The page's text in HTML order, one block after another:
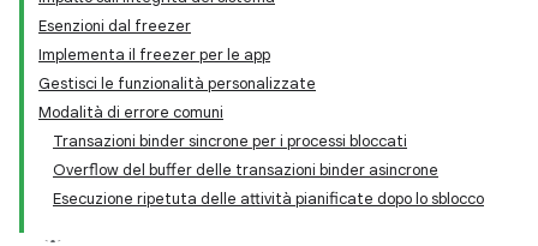
Esenzioni dal freezer
Implementa il freezer per le app
Gestisci le funzionalità personalizzate
Modalità di errore comuni
Transazioni binder sincrone per i processi bloccati
Overflow del buffer delle transazioni binder asincrone
Esecuzione ripetuta delle attività pianificate dopo lo sblocco